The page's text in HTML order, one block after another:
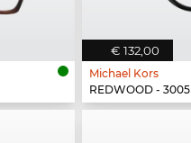
€ 132,00
Michael Kors
REDWOOD - 3005